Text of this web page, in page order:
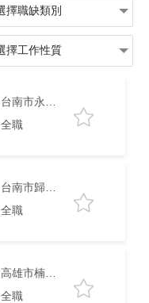
台南市永康區
全職
台南市歸仁區
全職
高雄市楠梓區
全職